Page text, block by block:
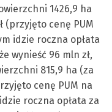
1426,9 ha
(przyjęto cenę PUM
idzie roczna opłata
wynieść 96 mln zł,
815,9 ha (za
cenę PUM na
roczna opłata za